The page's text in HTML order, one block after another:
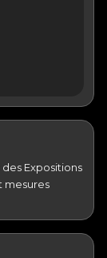
Expositions
mesures